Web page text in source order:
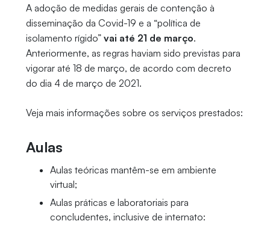
A adoção de medidas gerais de contenção à
disseminação da Covid-19 e a “política de
isolamento rígido” vai até 21 de março.
Anteriormente, as regras haviam sido previstas para
vigorar até 18 de março, de acordo com decreto
do dia 4 de março de 2021.
Veja mais informações sobre os serviços prestados:
Aulas
Aulas teóricas mantêm-se em ambiente
virtual;
Aulas práticas e laboratoriais para
concludentes, inclusive de internato: